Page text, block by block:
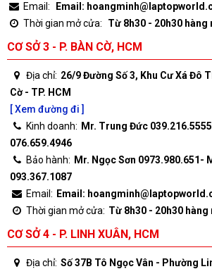
Email:
Email:
Thời gian mở cửa:
Từ 8h30 - 20h30 hàng
CƠ SỞ 3 - P. BÀN CỜ, HCM
Địa chỉ: 26/9 Đường Số 3, Khu Cư Xá Đô
Cờ - TP. HCM
[ Xem đường đi ]
Kinh doanh: Mr. Trung Đức
076.659.4946
Bảo hành: Mr. Ngọc Sơn 0973.980.651-
093.367.1087
Email: Email:
Thời gian mở cửa: Từ 8h30 - 20h30 hàng
CƠ SỞ 4 - P. LINH XUÂN, HCM
Địa chỉ: Số 37B Tô Ngọc Vân - Phường